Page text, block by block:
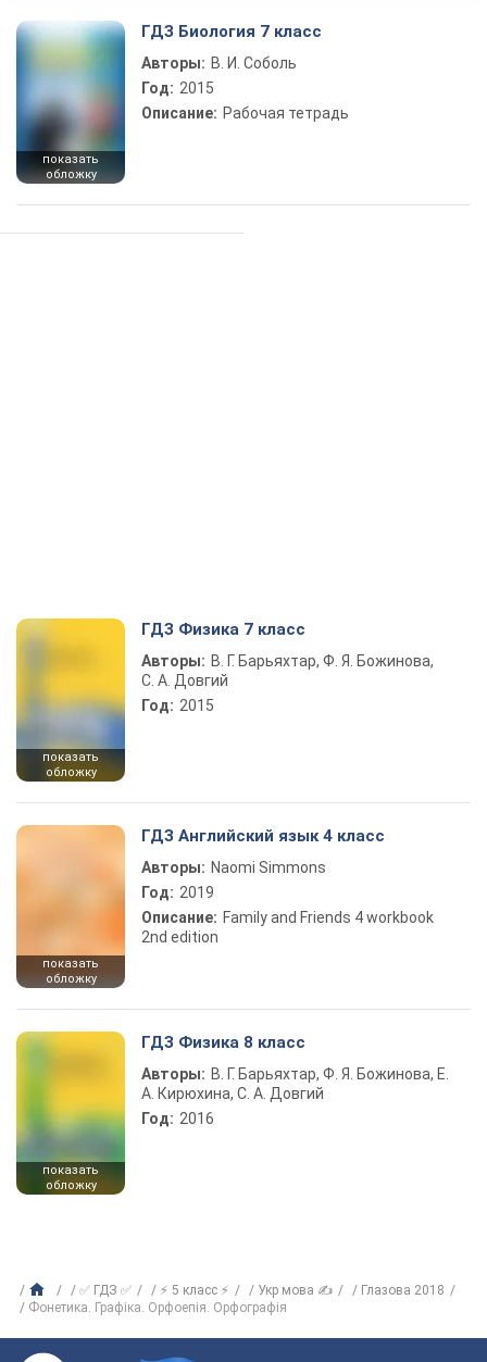
показать
обложку
ГДЗ Биология 7 класс
Авторы: В. И. Соболь
Год: 2015
Описание: Рабочая тетрадь
показать
обложку
ГДЗ Физика 7 класс
Авторы: В. Г. Барьяхтар, Ф. Я. Божинова,
С. А. Довгий
Год: 2015
показать
обложку
ГДЗ Английский язык 4 класс
Авторы: Naomi Simmons
Год: 2019
Описание: Family and Friends 4 workbook
2nd edition
показать
обложку
ГДЗ Физика 8 класс
Авторы: В. Г. Барьяхтар, Ф. Я. Божинова, Е.
А. Кирюхина, С. А. Довгий
Год: 2016
✅ ГДЗ ✅ ⚡ 5 класс ⚡ Укр мова ✍
Глазова 2018
Фонетика. Графіка. Орфоепія. Орфографія